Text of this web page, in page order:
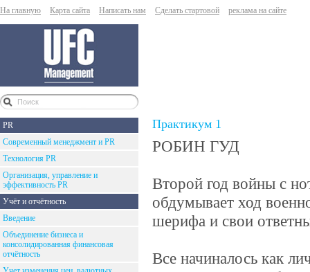
На главную Карта сайта Написать нам Сделать стартовой реклама на сайте
PR
Современный менеджмент и PR
Технология PR
Организация, управление и
эффективность PR
Учёт и отчётность
Введение
Объединение бизнеса и
консолидированная финансовая
отчётность
Практикум 1
РОБИН ГУД
Второй год войны с
обдумывает ход
шерифа и свои
Все начиналось как